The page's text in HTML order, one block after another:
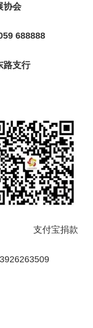
协会
688888
路支行
支付宝捐款